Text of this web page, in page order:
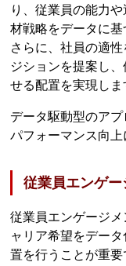
り、従業員の能力
材戦略をデータに基
さらに、社員の適
ジションを提案し
せる配置を実現しま
データ駆動型のア
パフォーマンス向上
従業員エンゲ
従業員エンゲージ
ャリア希望をデー
置を行うことが重